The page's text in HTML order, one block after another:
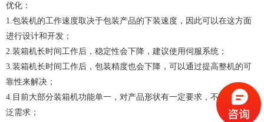
优化：
1.包装机的工作速度取决于包装产品的下装速度，因此可以在这方面
进行设计和开发；
2.装箱机长时间工作后，稳定性会下降，建议使用伺服系统；
3.装箱机长时间工作后，包装精度也会下降，可以通过提高整机的可
靠性来解决；
4.目前大部分装箱机功能单一，对产品形状有一定要求，不能满足广
泛需求；